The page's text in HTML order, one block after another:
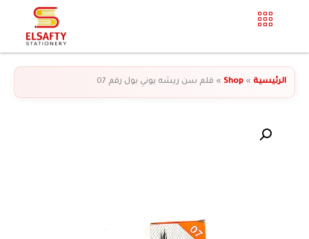
الرئيسية »
Shop
» قلم سن ريشه يوني بول رقم 07